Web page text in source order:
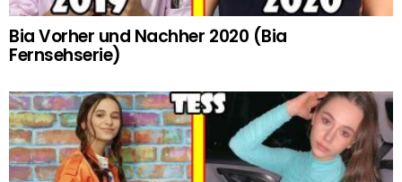
Bia Vorher und Nachher 2020 (Bia
Fernsehserie)